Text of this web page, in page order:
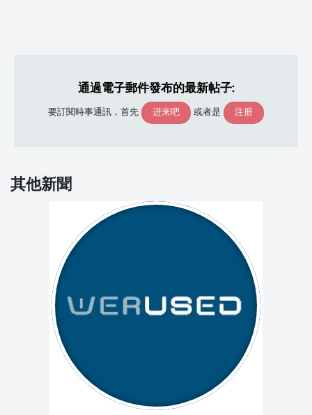
通過電子郵件發布的最新帖子:
要訂閱時事通訊，首先 进来吧 或者是 注册
其他新聞